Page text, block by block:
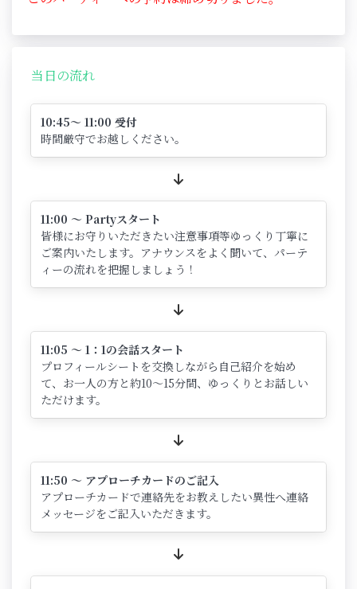
当日の流れ
10:45～ 11:00 受付
時間厳守でお越しください。
11:00 ～ Partyスタート
皆様にお守りいただきたい注意事項等ゆっくり丁寧に
ご案内いたします。アナウンスをよく聞いて、パーテ
ィーの流れを把握しましょう！
11:05 ～ 1：1の会話スタート
プロフィールシートを交換しながら自己紹介を始め
て、お一人の方と約10～15分間、ゆっくりとお話しい
ただけます。
11:50 ～ アプローチカードのご記入
アプローチカードで連絡先をお教えしたい異性へ連絡
メッセージをご記入いただきます。